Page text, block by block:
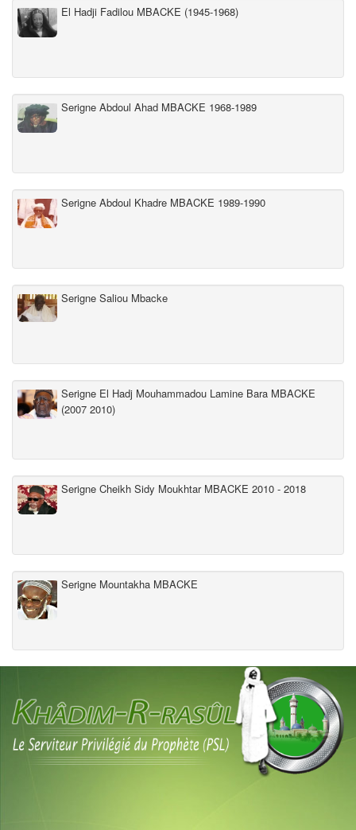
El Hadji Fadilou MBACKE (1945-1968)
Serigne Abdoul Ahad MBACKE 1968-1989
Serigne Abdoul Khadre MBACKE 1989-1990
Serigne Saliou Mbacke
Serigne El Hadj Mouhammadou Lamine Bara MBACKE
(2007 2010)
Serigne Cheikh Sidy Moukhtar MBACKE 2010 - 2018
Serigne Mountakha MBACKE